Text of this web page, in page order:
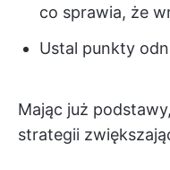
co sprawia, że
Ustal punkty
Mając już
strategii